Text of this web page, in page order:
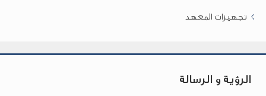
تجهيزات المعهد
الرؤية و الرسالة